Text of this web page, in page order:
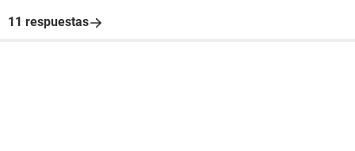
11 respuestas